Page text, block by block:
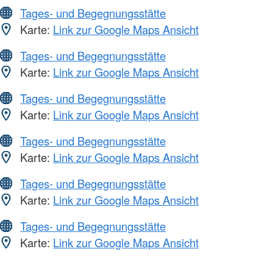
Tages- und Begegnungsstätte
Karte: Link zur Google Maps Ansicht
Tages- und Begegnungsstätte
Karte: Link zur Google Maps Ansicht
Tages- und Begegnungsstätte
Karte: Link zur Google Maps Ansicht
Tages- und Begegnungsstätte
Karte: Link zur Google Maps Ansicht
Tages- und Begegnungsstätte
Karte: Link zur Google Maps Ansicht
Tages- und Begegnungsstätte
Karte: Link zur Google Maps Ansicht